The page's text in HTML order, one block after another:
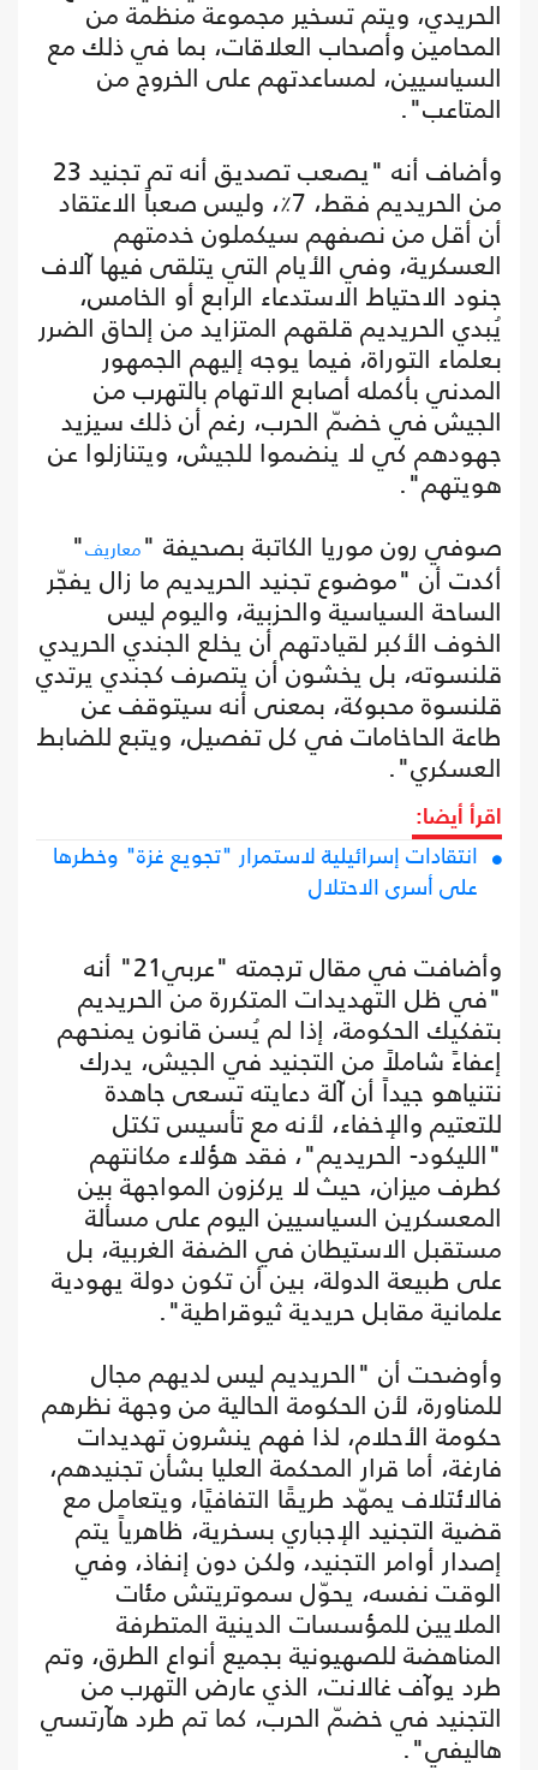
الحريدي، ويتم تسخير مجموعة منظمة من
المحامين وأصحاب العلاقات، بما في ذلك مع
السياسيين، لمساعدتهم على الخروج من
المتاعب".
وأضاف أنه "يصعب تصديق أنه تم تجنيد 23
من الحريديم فقط، 7٪، وليس صعباً الاعتقاد
أن أقل من نصفهم سيكملون خدمتهم
العسكرية، وفي الأيام التي يتلقى فيها آلاف
جنود الاحتياط الاستدعاء الرابع أو الخامس،
يُبدي الحريديم قلقهم المتزايد من إلحاق الضرر
بعلماء التوراة، فيما يوجه إليهم الجمهور
المدني بأكمله أصابع الاتهام بالتهرب من
الجيش في خضمّ الحرب، رغم أن ذلك سيزيد
جهودهم كي لا ينضموا للجيش، ويتنازلوا عن
هويتهم".
صوفي رون موريا الكاتبة بصحيفة "معاريف"
أكدت أن "موضوع تجنيد الحريديم ما زال يفجّر
الساحة السياسية والحزبية، واليوم ليس
الخوف الأكبر لقيادتهم أن يخلع الجندي الحريدي
قلنسوته، بل يخشون أن يتصرف كجندي يرتدي
قلنسوة محبوكة، بمعنى أنه سيتوقف عن
طاعة الحاخامات في كل تفصيل، ويتبع للضابط
العسكري".
اقرأ أيضا:
انتقادات إسرائيلية لاستمرار "تجويع غزة" وخطرها
على أسرى الاحتلال
وأضافت في مقال ترجمته "عربي21" أنه
"في ظل التهديدات المتكررة من الحريديم
بتفكيك الحكومة، إذا لم يُسن قانون يمنحهم
إعفاءً شاملاً من التجنيد في الجيش، يدرك
نتنياهو جيداً أن آلة دعايته تسعى جاهدة
للتعتيم والإخفاء، لأنه مع تأسيس تكتل
"الليكود- الحريديم"، فقد هؤلاء مكانتهم
كطرف ميزان، حيث لا يركزون المواجهة بين
المعسكرين السياسيين اليوم على مسألة
مستقبل الاستيطان في الضفة الغربية، بل
على طبيعة الدولة، بين أن تكون دولة يهودية
علمانية مقابل حريدية ثيوقراطية".
وأوضحت أن "الحريديم ليس لديهم مجال
للمناورة، لأن الحكومة الحالية من وجهة نظرهم
حكومة الأحلام، لذا فهم ينشرون تهديدات
فارغة، أما قرار المحكمة العليا بشأن تجنيدهم،
فالائتلاف يمهّد طريقًا التفافيًا، ويتعامل مع
قضية التجنيد الإجباري بسخرية، ظاهرياً يتم
إصدار أوامر التجنيد، ولكن دون إنفاذ، وفي
الوقت نفسه، يحوّل سموتريتش مئات
الملايين للمؤسسات الدينية المتطرفة
المناهضة للصهيونية بجميع أنواع الطرق، وتم
طرد يوآف غالانت، الذي عارض التهرب من
التجنيد في خضمّ الحرب، كما تم طرد هآرتسي
هاليفي".